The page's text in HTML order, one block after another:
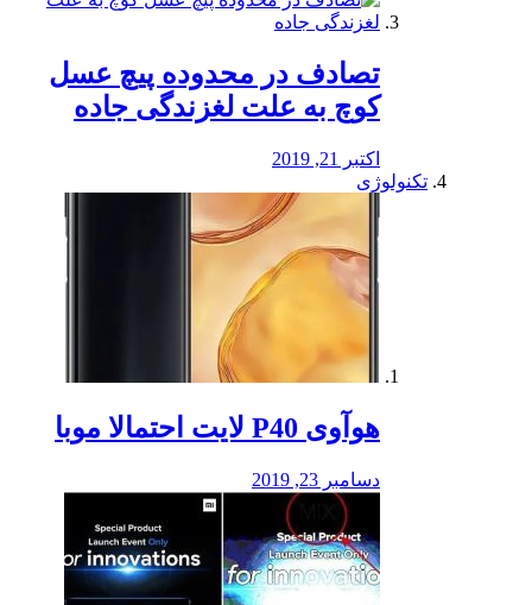
تصادف در محدوده پیچ عسل
کوچ به علت لغزندگی جاده
اکتبر 21, 2019
تکنولوژی
هوآوی P40 لایت احتمالا موبا
دسامبر 23, 2019